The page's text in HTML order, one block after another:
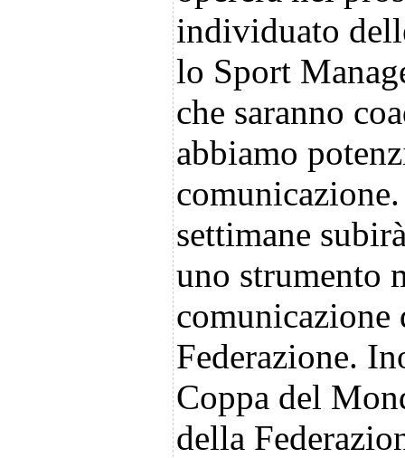
individuato
lo Sport
che saranno
abbiamo
settimane
uno strumento
Federazione.
Coppa del
della